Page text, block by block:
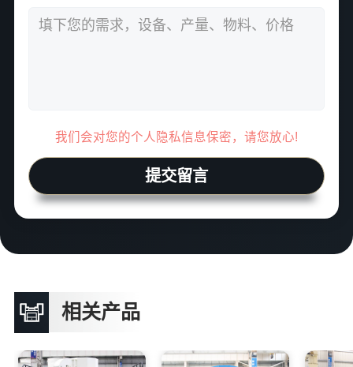
我们会对您的个人隐私信息保密，请您放心!
提交留言
相关产品